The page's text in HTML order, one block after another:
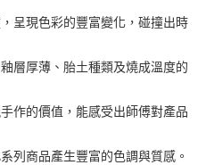
付款」的支付方式。 讓您購物簡單
呈現色彩的豐富變化，碰撞出時
層厚薄、胎土種類及燒成溫度的
作的價值，能感受出師傅對產品
列商品產生豐富的色調與質感。